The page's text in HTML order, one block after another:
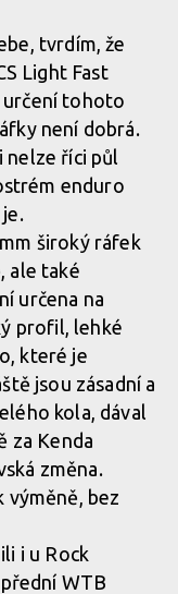
teleskopu pod
teleskopu pod
125 mm zdvihu
tvrdím, že
Light Fast
určení tohoto
není dobrá.
nelze říci půl
enduro
široký ráfek
ale také
určena na
profil, lehké
které je
jsou zásadní a
kola, dával
za Kenda
změna.
výměně, bez
i u Rock
WTB